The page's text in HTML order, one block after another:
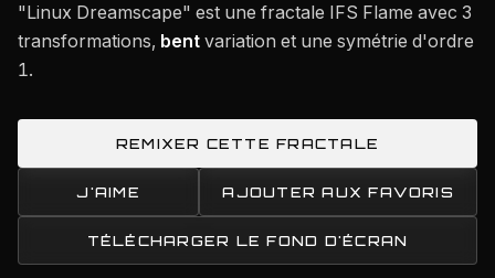
"Linux Dreamscape" est une fractale IFS Flame avec 3
transformations, bent variation et une symétrie d'ordre
1.
REMIXER CETTE FRACTALE
J'AIME AJOUTER AUX FAVORIS
TÉLÉCHARGER LE FOND D'ÉCRAN